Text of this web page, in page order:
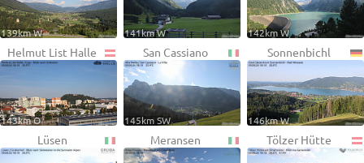
139km W 141km W 142km W
Helmut List Halle
143km O
San Cassiano
145km SW
Sonnenbichl
146km W
Lüsen Meransen Tölzer Hütte